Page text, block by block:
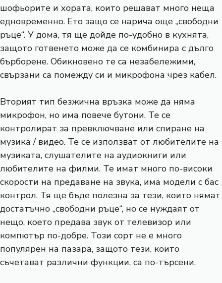
шофьорите и хората, които решават много неща
едновременно. Ето защо се нарича още „свободни
ръце“. У дома, тя ще дойде по-удобно в кухнята,
защото готвенето може да се комбинира с дълго
бърборене. Обикновено те са незабележими,
свързани са помежду си и микрофона чрез кабел.
Вторият тип безжична връзка може да няма
микрофон, но има повече бутони. Те се
контролират за превключване или спиране на
музика / видео. Те се използват от любителите на
музиката, слушателите на аудиокниги или
любителите на филми. Те имат много по-високи
скорости на предаване на звука, има модели с бас
контрол. Тя ще бъде полезна за тези, които нямат
достатъчно „свободни ръце“, но се нуждаят от
нещо, което предава звук от телевизор или
компютър по-добре. Този сорт не е много
популярен на пазара, защото тези, които
съчетават различни функции, са по-търсени.